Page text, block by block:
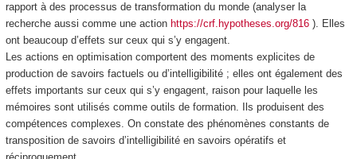
rapport à des processus de transformation du monde (analyser la
recherche aussi comme une action https://crf.hypotheses.org/816). Elles
ont beaucoup d’effets sur ceux qui s’y engagent.
Les actions en optimisation comportent des moments explicites de
production de savoirs factuels ou d’intelligibilité ; elles ont également des
effets importants sur ceux qui s’y engagent, raison pour laquelle les
mémoires sont utilisés comme outils de formation. Ils produisent des
compétences complexes. On constate des phénomènes constants de
transposition de savoirs d’intelligibilité en savoirs opératifs et